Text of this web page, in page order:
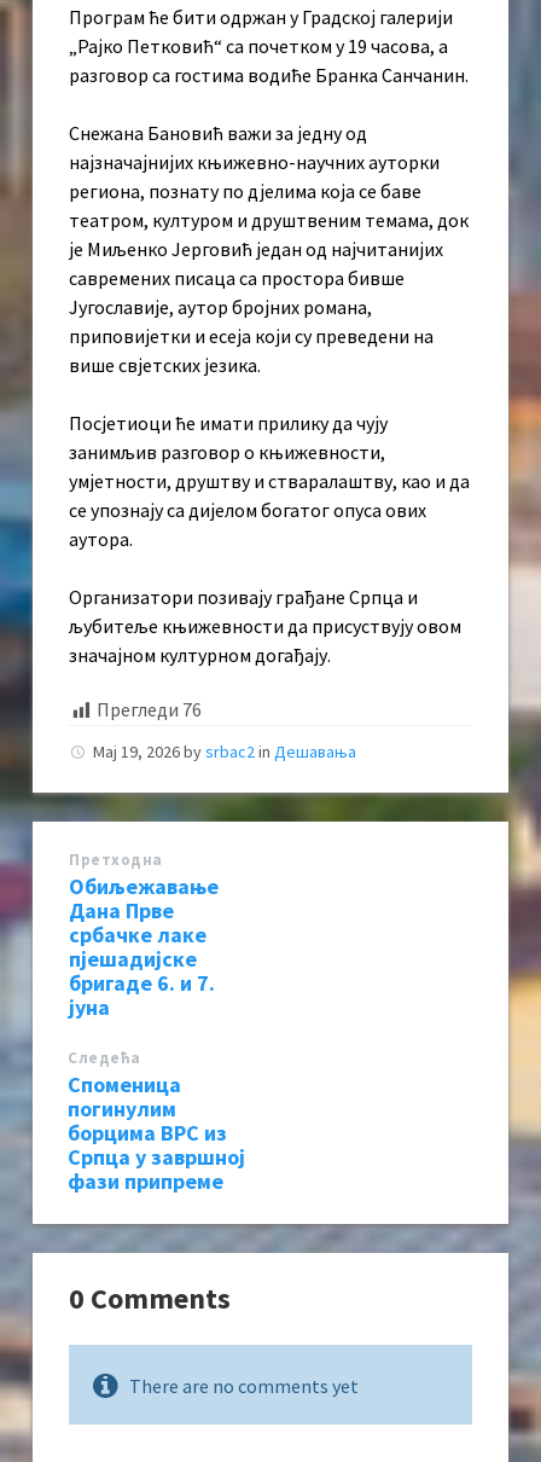
Програм ће бити одржан у Градској галерији
„Рајко Петковић“ са почетком у 19 часова, а
разговор са гостима водиће Бранка Санчанин.
Снежана Бановић важи за једну од
најзначајнијих књижевно-научних ауторки
региона, познату по дјелима која се баве
театром, културом и друштвеним темама, док
је Миљенко Јерговић један од најчитанијих
савремених писаца са простора бивше
Југославије, аутор бројних романа,
приповијетки и есеја који су преведени на
више свјетских језика.
Посјетиоци ће имати прилику да чују
занимљив разговор о књижевности,
умјетности, друштву и стваралаштву, као и да
се упознају са дијелом богатог опуса ових
аутора.
Организатори позивају грађане Српца и
љубитеље књижевности да присуствују овом
значајном културном догађају.
Прегледи 76
Мај 19, 2026bysrbac2 in Дешавања
Претходна
Обиљежавање
Дана Прве
србачке лаке
пјешадијске
бригаде 6. и 7.
јуна
Следећa
Споменица
погинулим
борцима ВРС из
Српца у завршној
фази припреме
0 Comments
There are no comments yet